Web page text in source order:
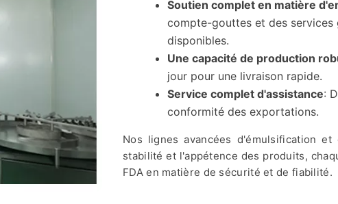
Soutien complet en matière
compte-gouttes et des
disponibles.
Une capacité de production
jour pour une livraison rapide.
Service complet d'assistance:
conformité des exportations.
Nos lignes avancées d'émulsification
stabilité et l'appétence des produits,
FDA en matière de sécurité et de fiabilité.